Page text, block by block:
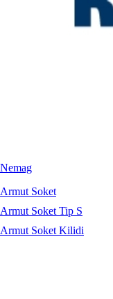
Nemag
Armut Soket
Armut Soket Tip S
Armut Soket Kilidi